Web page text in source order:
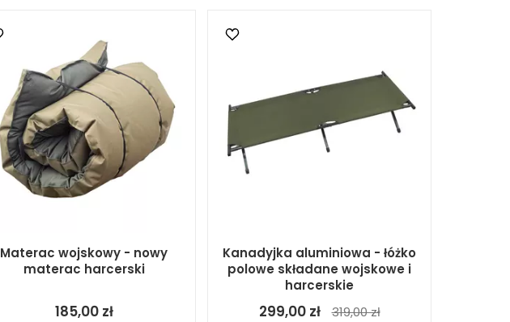
Materac wojskowy - nowy
materac harcerski
185,00 zł
Kanadyjka aluminiowa - łóżko
polowe składane wojskowe i
harcerskie
299,00 zł 319,00 zł